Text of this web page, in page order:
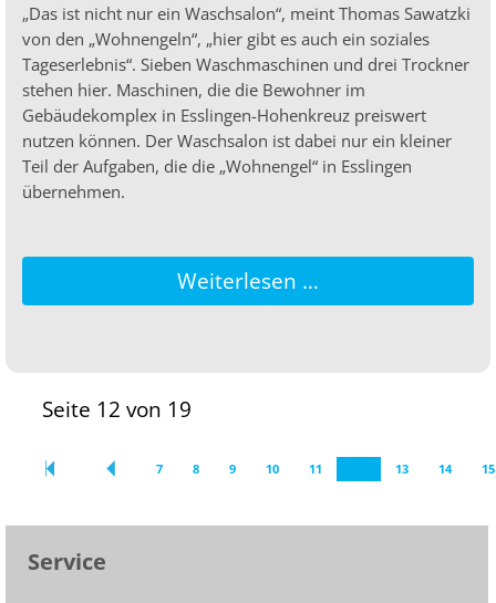
„Das ist nicht nur ein Waschsalon“, meint Thomas Sawatzki
von den „Wohnengeln“, „hier gibt es auch ein soziales
Tageserlebnis“. Sieben Waschmaschinen und drei Trockner
stehen hier. Maschinen, die die Bewohner im
Gebäudekomplex in Esslingen-Hohenkreuz preiswert
nutzen können. Der Waschsalon ist dabei nur ein kleiner
Teil der Aufgaben, die die „Wohnengel“ in Esslingen
übernehmen.
Weiterlesen …
Seite 12 von 19
7 8 9 10 11 13 14 15
Service